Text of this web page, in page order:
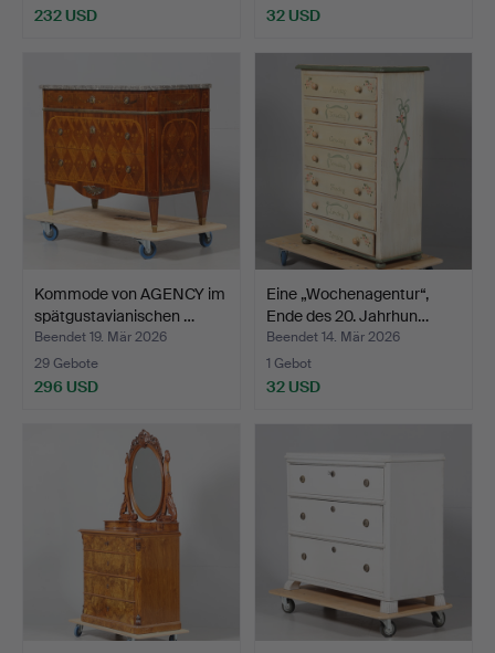
232 USD 32 USD
Kommode von AGENCY im
spätgustavianischen …
Beendet 19. Mär 2026
29 Gebote
296 USD
Eine „Wochenagentur“,
Ende des 20. Jahrhun…
Beendet 14. Mär 2026
1 Gebot
32 USD